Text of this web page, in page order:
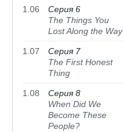
1.06
Серия 6
The Things You
Lost Along the Way
1.07
Серия 7
The First Honest
Thing
1.08
Серия 8
When Did We
Become These
People?